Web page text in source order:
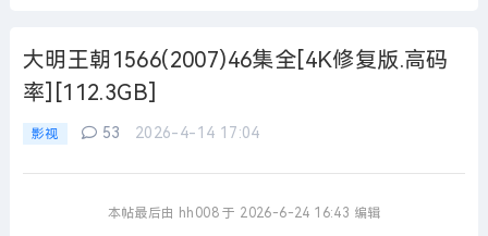
页
大明王朝1566(2007)46集全[4K修复版.高码
率][112.3GB]
影视 53 2026-4-14 17:04
本帖最后由 hh008 于 2026-6-24 16:43 编辑